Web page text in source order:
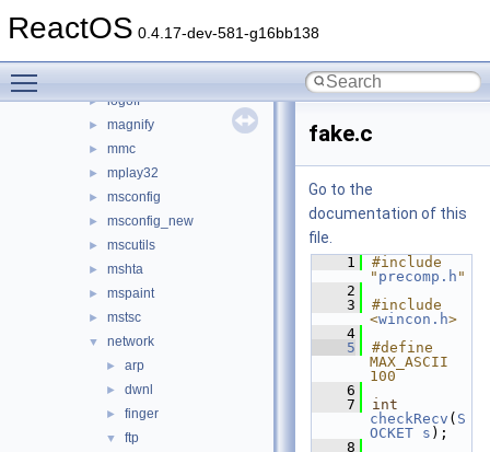
ReactOS 0.4.17-dev-581-g16bb138
► hh
► logoff
► magnify
► mmc
► mplay32
► msconfig
► msconfig_new
► mscutils
► mshta
► mspaint
► mstsc
▼ network
► arp
► dwnl
► finger
▼ ftp
fake.c
Go to the
documentation of this
file.
    1
#include
" precomp.h "
    2
    3
#include
<wincon.h>
    4
    5
#define
MAX_ASCII
100
    6
    7
int
checkRecv ( S
OCKET s );
    8